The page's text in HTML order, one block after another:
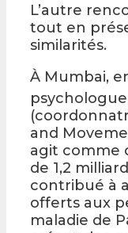
L’autre
tout en
similarités.
À Mumbai,
and
agit comme
de 1,2
contribué à
offerts aux
maladie de